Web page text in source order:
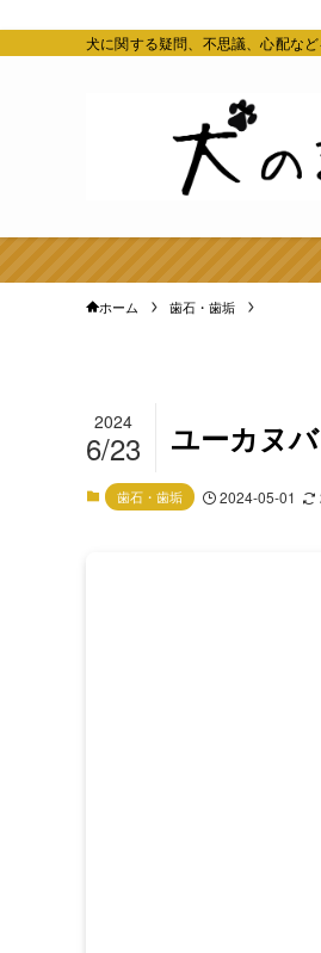
犬に関する疑問、不思議、心配な
ホーム 歯石・歯垢
ユーカヌ
2024
6/23
歯石・歯垢 2024-05-01